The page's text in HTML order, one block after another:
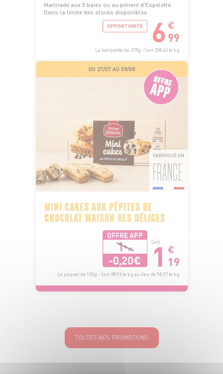
Marinade aux 5 baies ou au piment d'Espelette
Dans la limite des stocks disponibles
OPPORTUNITÉ 6 €
99
La barquette de 275g - Soit 25€42 le kg
DU 27/07 AU 09/08
FABRIQUÉ EN
FRANCE
MINI CAKES AUX PÉPITES DE
CHOCOLAT MAISON DES DÉLICES
OFFRE APP
1€39
-0,20€
Soit
1 €
19
Le paquet de 150g - Soit 7€93 le kg au lieu de 9€27 le kg
TOUTES NOS PROMOTIONS